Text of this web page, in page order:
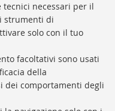
tecnici necessari per il
strumenti di
solo con il tuo
facoltativi sono usati
della
dei comportamenti degli